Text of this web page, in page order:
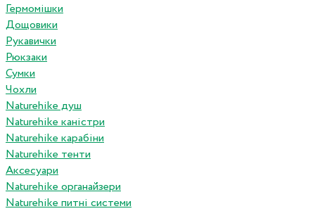
Гермомішки
Дощовики
Рукавички
Рюкзаки
Сумки
Чохли
Naturehike душ
Naturehike каністри
Naturehike карабіни
Naturehike тенти
Аксесуари
Naturehike органайзери
Naturehike питні системи